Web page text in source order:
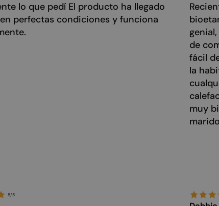
lo que pedí El producto ha llegado
perfectas condiciones y funciona
5/5
de
fácil
la
muy